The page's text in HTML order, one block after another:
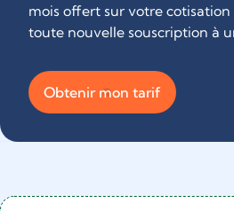
mois offert sur votre
toute nouvelle souscription à
Obtenir mon tarif